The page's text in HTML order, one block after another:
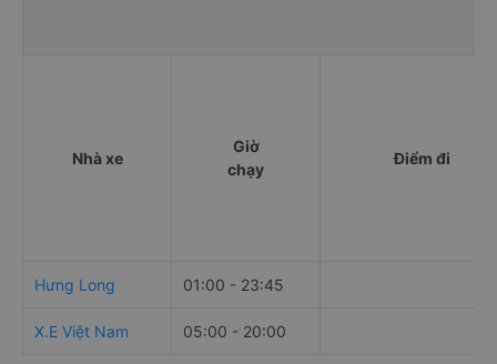
Nhà xe
Giờ
chạy
Điểm đi
Hưng Long 01:00 - 23:45
X.E Việt Nam 05:00 - 20:00